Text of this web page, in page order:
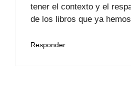
tener el contexto y el
de los libros que ya
Responder